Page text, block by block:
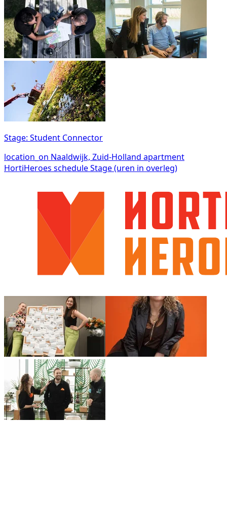
Stage: Student Connector
location_on Naaldwijk, Zuid-Holland apartment
HortiHeroes scheduleStage (uren in overleg)